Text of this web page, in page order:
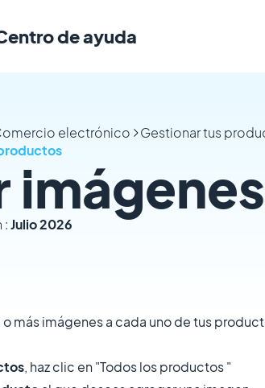
de ayuda
electrónico Gestionar tus
:Julio 2026
más imágenes a cada uno de tus
, haz clic en "Todos los productos "